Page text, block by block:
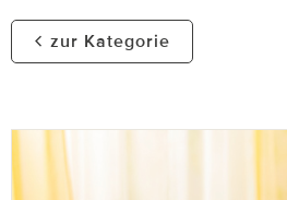
zur Kategorie